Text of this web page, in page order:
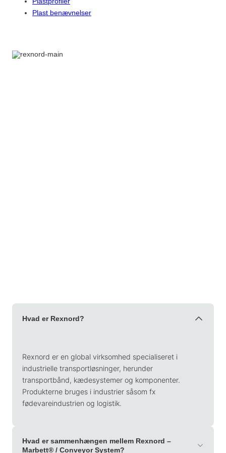
Plast benævnelser
Hvad er Rexnord?
Rexnord er en global virksomhed specialiseret i
industrielle transportløsninger, herunder
transportbånd, kædesystemer og komponenter.
Produkterne bruges i industrier såsom fx
fødevareindustrien og logistik.
Hvad er sammenhængen mellem Rexnord –
Marbett® / Conveyor System?